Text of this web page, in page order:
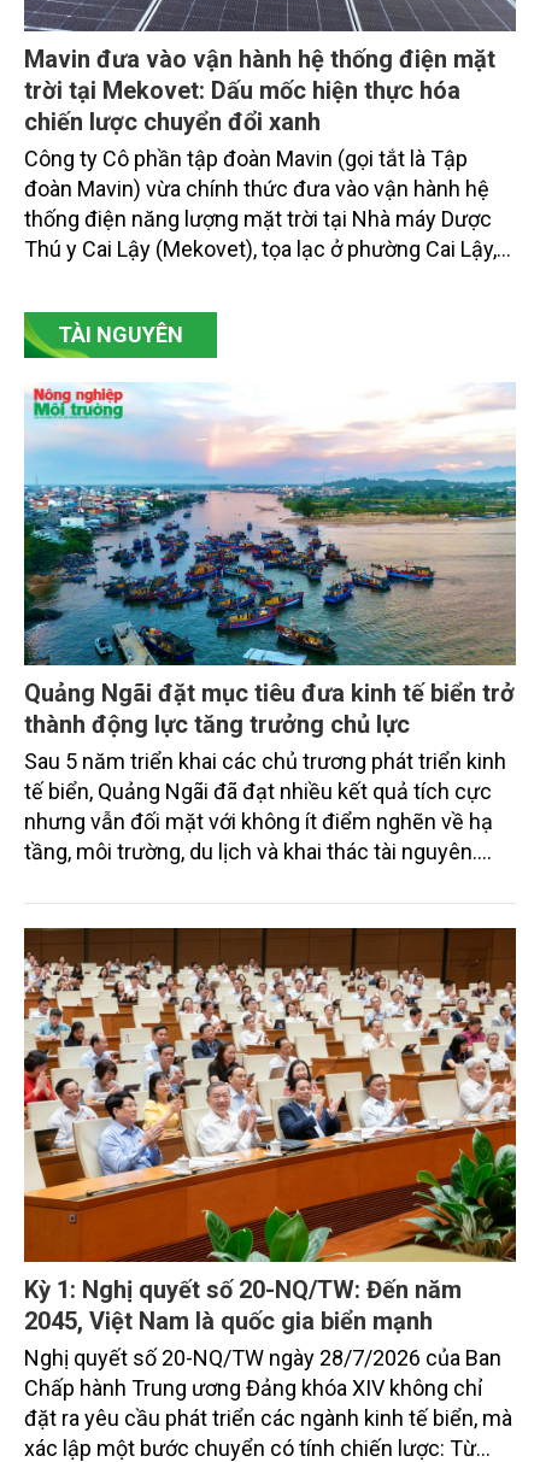
Mavin đưa vào vận hành hệ thống điện mặt
trời tại Mekovet: Dấu mốc hiện thực hóa
chiến lược chuyển đổi xanh
Công ty Cô phần tập đoàn Mavin (gọi tắt là Tập
đoàn Mavin) vừa chính thức đưa vào vận hành hệ
thống điện năng lượng mặt trời tại Nhà máy Dược
Thú y Cai Lậy (Mekovet), tọa lạc ở phường Cai Lậy,
TÀI NGUYÊN
Quảng Ngãi đặt mục tiêu đưa kinh tế biển trở
thành động lực tăng trưởng chủ lực
Sau 5 năm triển khai các chủ trương phát triển kinh
tế biển, Quảng Ngãi đã đạt nhiều kết quả tích cực
nhưng vẫn đối mặt với không ít điểm nghẽn về hạ
tầng, môi trường, du lịch và khai thác tài nguyên.
đặt mục tiêu đưa kinh tế biển phát triển nhanh, bền
trưởng của tỉnh đến năm 2030, tầm nhìn đến năm
2045.
Kỳ 1: Nghị quyết số 20-NQ/TW: Đến năm
2045, Việt Nam là quốc gia biển mạnh
Nghị quyết số 20-NQ/TW ngày 28/7/2026 của Ban
Chấp hành Trung ương Đảng khóa XIV không chỉ
đặt ra yêu cầu phát triển các ngành kinh tế biển, mà
xác lập một bước chuyển có tính chiến lược: Từ